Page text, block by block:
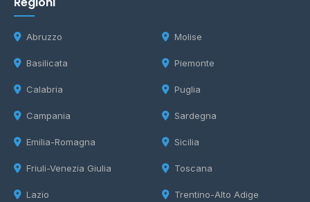
Abruzzo
Basilicata
Calabria
Campania
Emilia-Romagna
Friuli-Venezia Giulia
Lazio
Molise
Piemonte
Puglia
Sardegna
Sicilia
Toscana
Trentino-Alto Adige